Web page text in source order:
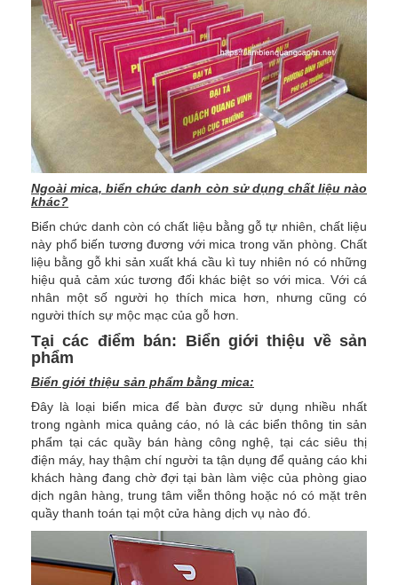
Ngoài mica, biển chức danh còn sử dụng chất liệu nào
khác?
Biển chức danh còn có chất liệu bằng gỗ tự nhiên, chất liệu
này phổ biến tương đương với mica trong văn phòng. Chất
liệu bằng gỗ khi sản xuất khá cầu kì tuy nhiên nó có những
hiệu quả cảm xúc tương đối khác biệt so với mica. Với cá
nhân một số người họ thích mica hơn, nhưng cũng có
người thích sự mộc mạc của gỗ hơn.
Tại các điểm bán: Biển giới thiệu về sản
phẩm
Biển giới thiệu sản phẩm bằng mica:
Đây là loại biển mica để bàn được sử dụng nhiều nhất
trong ngành mica quảng cáo, nó là các biển thông tin sản
phẩm tại các quầy bán hàng công nghệ, tại các siêu thị
điện máy, hay thậm chí người ta tận dụng để quảng cáo khi
khách hàng đang chờ đợi tại bàn làm việc của phòng giao
dịch ngân hàng, trung tâm viễn thông hoặc nó có mặt trên
quầy thanh toán tại một cửa hàng dịch vụ nào đó.